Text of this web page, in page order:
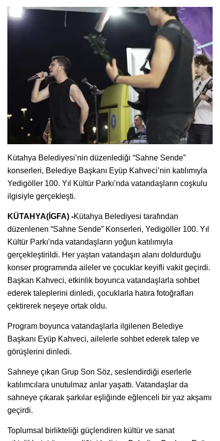
Kütahya Belediyesi’nin düzenlediği “Sahne Sende”
konserleri, Belediye Başkanı Eyüp Kahveci’nin katılımıyla
Yedigöller 100. Yıl Kültür Parkı’nda vatandaşların coşkulu
ilgisiyle gerçekleşti.
KÜTAHYA(İGFA) -Kütahya Belediyesi tarafından
düzenlenen “Sahne Sende” Konserleri, Yedigöller 100. Yıl
Kültür Parkı’nda vatandaşların yoğun katılımıyla
gerçekleştirildi. Her yaştan vatandaşın alanı doldurduğu
konser programında aileler ve çocuklar keyifli vakit geçirdi.
Başkan Kahveci, etkinlik boyunca vatandaşlarla sohbet
ederek taleplerini dinledi, çocuklarla hatıra fotoğrafları
çektirerek neşeye ortak oldu.
Program boyunca vatandaşlarla ilgilenen Belediye
Başkanı Eyüp Kahveci, ailelerle sohbet ederek talep ve
görüşlerini dinledi.
Sahneye çıkan Grup Son Söz, seslendirdiği eserlerle
katılımcılara unutulmaz anlar yaşattı. Vatandaşlar da
sahneye çıkarak şarkılar eşliğinde eğlenceli bir yaz akşamı
geçirdi.
Toplumsal birlikteliği güçlendiren kültür ve sanat